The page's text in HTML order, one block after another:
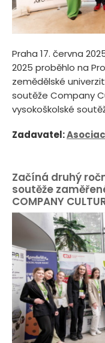
Praha 17. června
2025 proběhlo na
zemědělské
soutěže Company
vysokoškolské
Zadavatel:
Začíná druhý
soutěže
COMPANY